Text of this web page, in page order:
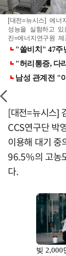
[대전=뉴시스] 에너
성능을 실험하고
진=에너지연구원
[대전=뉴시스]
CCS연구단 박
이용해 대기 중
96.5%의 고농
다.